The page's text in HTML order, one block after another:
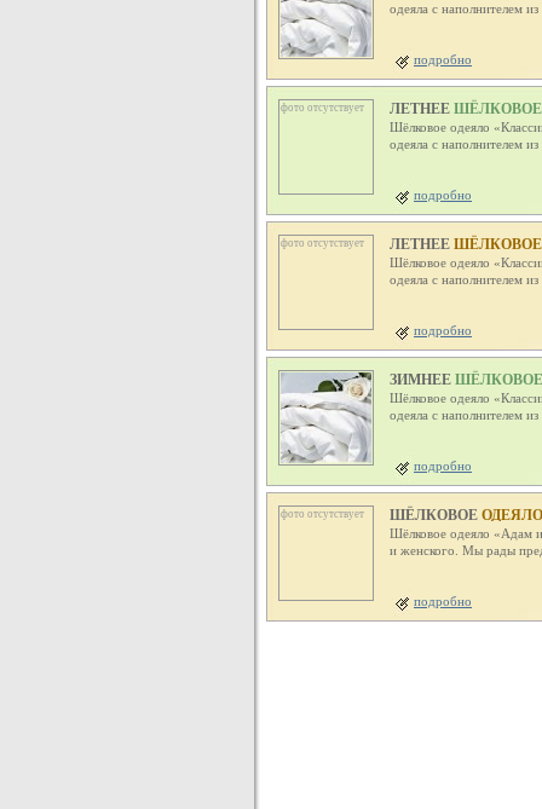
одеяла с наполнителем
подробно
фото отсутствует ЛЕТНЕЕШЁЛКОВОЕ
Шёлковое одеяло
одеяла с наполнителем
подробно
фото отсутствует ЛЕТНЕЕШЁЛКОВОЕ
Шёлковое одеяло
одеяла с наполнителем
подробно
ЗИМНЕЕШЁЛКОВОЕ
Шёлковое одеяло
одеяла с наполнителем
подробно
фото отсутствует ШЁЛКОВОЕ
Шёлковое одеяло «Адам
и женского. Мы рады
подробно